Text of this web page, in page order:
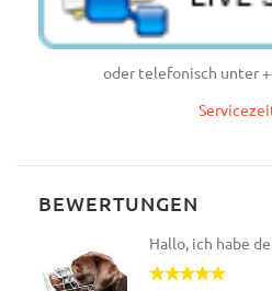
oder telefonisch unter
BEWERTUNGEN
Hallo, ich habe